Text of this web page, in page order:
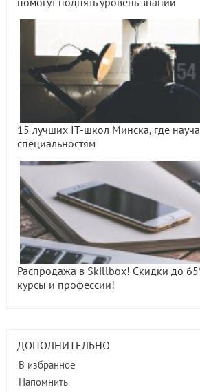
15 лучших IT-школ Минска, где
специальностям
Распродажа в Skillbox! Скидки до
курсы и профессии!
ДОПОЛНИТЕЛЬНО
В избранное
Напомнить